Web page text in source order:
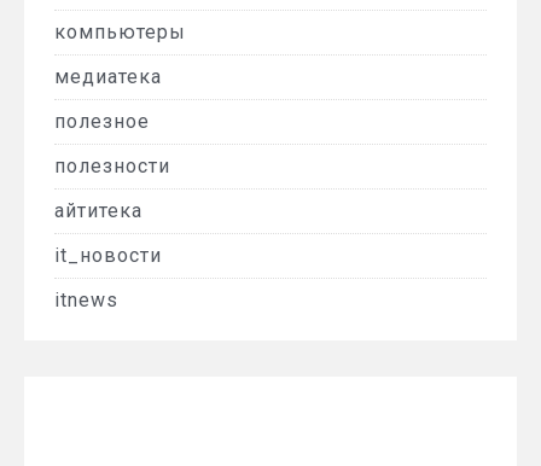
компьютеры
медиатека
полезное
полезности
айтитека
it_новости
itnews